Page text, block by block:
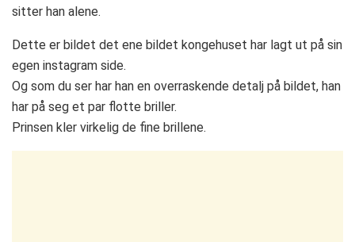
sitter han alene.
Dette er bildet det ene bildet kongehuset har lagt ut på sin
egen instagram side.
Og som du ser har han en overraskende detalj på bildet, han
har på seg et par flotte briller.
Prinsen kler virkelig de fine brillene.